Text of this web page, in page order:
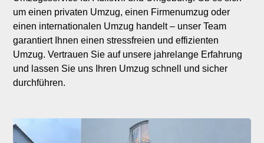
um einen privaten Umzug, einen Firmenumzug oder
einen internationalen Umzug handelt – unser Team
garantiert Ihnen einen stressfreien und effizienten
Umzug. Vertrauen Sie auf unsere jahrelange Erfahrung
und lassen Sie uns Ihren Umzug schnell und sicher
durchführen.